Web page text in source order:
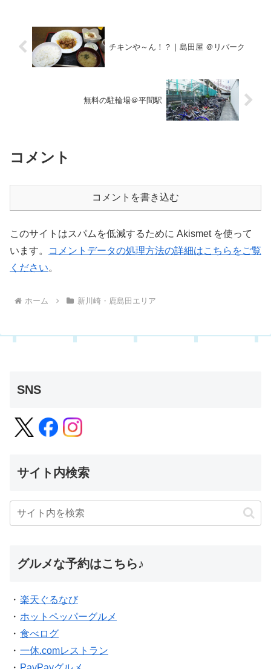
チキンや～ん！？｜島田屋 ＠リバーク
無料の駐輪場＠平間駅
コメント
コメントを書き込む
このサイトはスパムを低減するために Akismet を使って
います。
コメントデータの処理方法の詳細はこちらをご覧
ください。
ホーム 新川崎・鹿島田エリア
SNS
サイト内検索
グルメな予約はこちら♪
・ 楽天ぐるなび
・ ホットペッパーグルメ
・ 食べログ
・ 一休.comレストラン